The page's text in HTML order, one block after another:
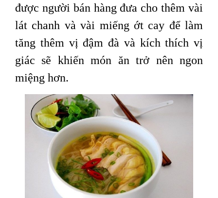
được người bán hàng đưa cho thêm vài
lát chanh và vài miếng ớt cay để làm
tăng thêm vị đậm đà và kích thích vị
giác sẽ khiến món ăn trở nên ngon
miệng hơn.